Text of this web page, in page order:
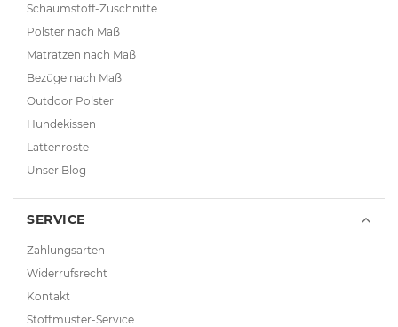
Schaumstoff-Zuschnitte
Polster nach Maß
Matratzen nach Maß
Bezüge nach Maß
Outdoor Polster
Hundekissen
Lattenroste
Unser Blog
SERVICE
Zahlungsarten
Widerrufsrecht
Kontakt
Stoffmuster-Service